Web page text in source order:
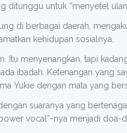
ditunggu untuk “menyetel
di berbagai daerah,
kehidupan sosialnya.
Itu menyenangkan, tapi
ibadah. Ketenangan yang
Yukie dengan mata yang
suaranya yang
vocal”-nya menjadi doa-